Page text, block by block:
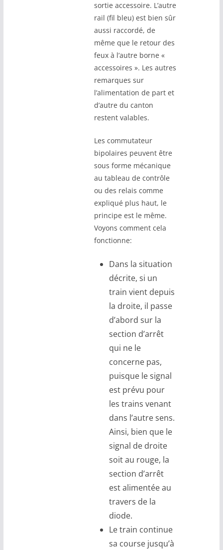
sortie accessoire. L’autre
rail (fil bleu) est bien sûr
aussi raccordé, de
même que le retour des
feux à l’autre borne «
accessoires ». Les autres
remarques sur
l’alimentation de part et
d’autre du canton
restent valables.
Les commutateur
bipolaires peuvent être
sous forme mécanique
au tableau de contrôle
ou des relais comme
expliqué plus haut, le
principe est le même.
Voyons comment cela
fonctionne:
Dans la situation
décrite, si un
train vient depuis
la droite, il passe
d’abord sur la
section d’arrêt
qui ne le
concerne pas,
puisque le signal
est prévu pour
les trains venant
dans l’autre sens.
Ainsi, bien que le
signal de droite
soit au rouge, la
section d’arrêt
est alimentée au
travers de la
diode.
Le train continue
sa course jusqu’à